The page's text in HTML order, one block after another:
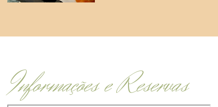
Informações e Reservas